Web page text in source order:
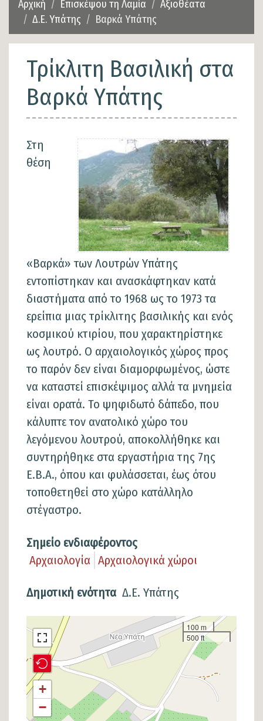
Αρχική Επισκέψου τη Λαμία
Αξιοθέατα
Δ.Ε. Υπάτης
Βαρκά Υπάτης
Τρίκλιτη Βασιλική στα
Βαρκά Υπάτης
Στη
θέση
«Βαρκά» των Λουτρών Υπάτης
εντοπίστηκαν και ανασκάφτηκαν κατά
διαστήματα από το 1968 ως το 1973 τα
ερείπια μιας τρίκλιτης βασιλικής και ενός
κοσμικού κτιρίου, που χαρακτηρίστηκε
ως λουτρό. Ο αρχαιολογικός χώρος προς
το παρόν δεν είναι διαμορφωμένος, ώστε
να καταστεί επισκέψιμος αλλά τα μνημεία
είναι ορατά. Το ψηφιδωτό δάπεδο, που
κάλυπτε τον ανατολικό χώρο του
λεγόμενου λουτρού, αποκολλήθηκε και
συντηρήθηκε στα εργαστήρια της 7ης
Ε.Β.Α., όπου και φυλάσσεται, έως ότου
τοποθετηθεί στο χώρο κατάλληλο
στέγαστρο.
Σημείο ενδιαφέροντος
Αρχαιολογία Αρχαιολογικά χώροι
Δημοτική ενότητα Δ.Ε. Υπάτης
Σημείο
στον
χάρτη
+
−
100 m
500 ft